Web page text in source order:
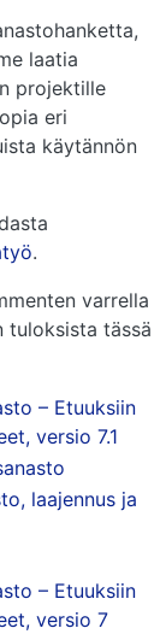
laatia
projektille
eri
käytännön
.
varrella
tuloksista tässä
– Etuuksiin
versio 7.1
laajennus ja
– Etuuksiin
versio 7